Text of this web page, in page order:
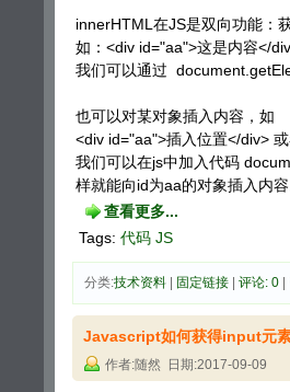
innerHTML在JS是双向功能：
如：<div id="aa">这是内容</
我们可以通过
也可以对某对象插入内容，如
<div id="aa">插入位置</div>
我们可以在js中加入代码
样就能向id为aa的对象插入内容
查看更多...
Tags: 代码 JS
分类:技术资料| 固定链接| 评论: 0|
Javascript如何获得input元
作者:随然 日期:2017-09-09